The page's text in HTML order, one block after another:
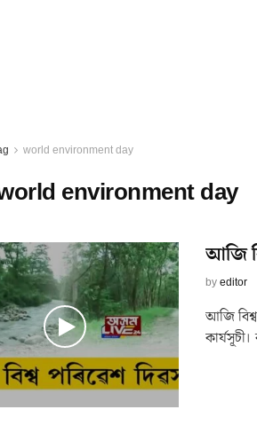
world environment day
environment day
আজি
byeditor
আজি